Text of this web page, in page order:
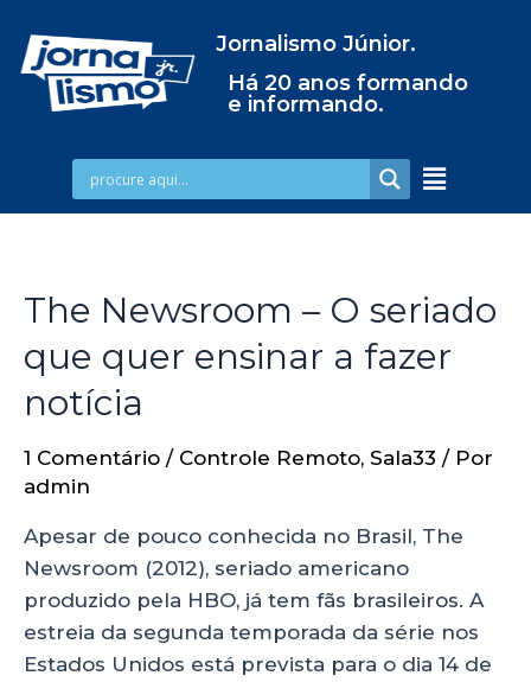
Jornalismo Júnior.
Há 20 anos formando
e informando.
The Newsroom – O seriado
que quer ensinar a fazer
notícia
1 Comentário / Controle Remoto, Sala33 / Por
admin
Apesar de pouco conhecida no Brasil, The
Newsroom (2012), seriado americano
produzido pela HBO, já tem fãs brasileiros. A
estreia da segunda temporada da série nos
Estados Unidos está prevista para o dia 14 de